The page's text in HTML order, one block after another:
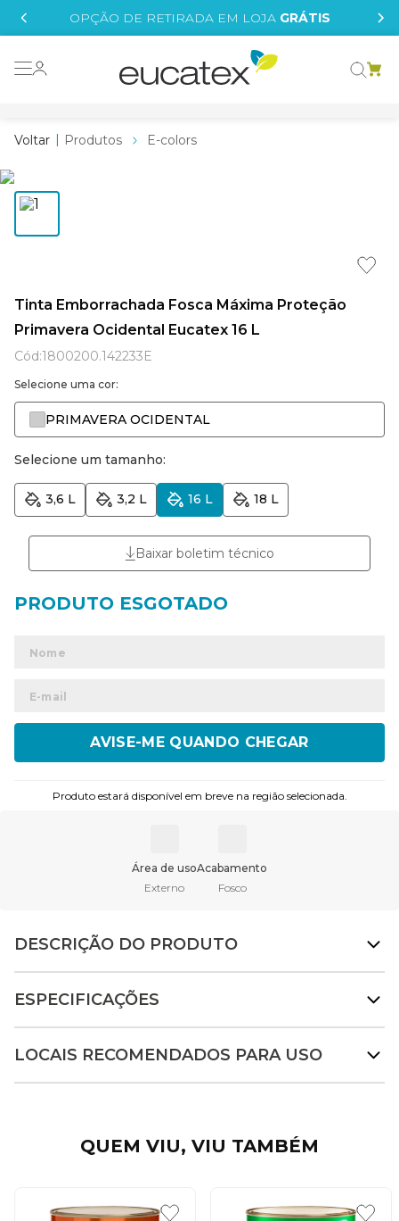
OPÇÃO DE RETIRADA EM LOJA GRÁTIS
Produtos E-colors
Tinta Emborrachada Fosca Máxima Proteção
Primavera Ocidental Eucatex 16 L
Cód:1800200.142233E
Selecione uma cor:
PRIMAVERA OCIDENTAL
Selecione um tamanho:
3,6 L 3,2 L 16 L 18 L
Baixar boletim técnico
ENVIAR
Produto estará disponível em breve na região selecionada.
Área de uso
Externo
Acabamento
Fosco
DESCRIÇÃO DO PRODUTO
ESPECIFICAÇÕES
LOCAIS RECOMENDADOS PARA USO
QUEM VIU, VIU TAMBÉM
tinta
tinta